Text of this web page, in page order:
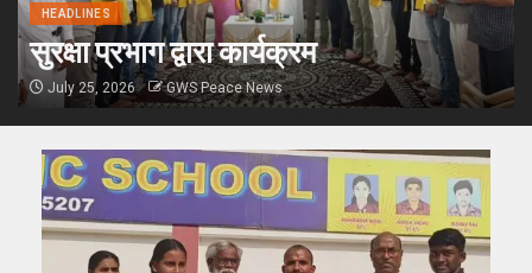
HEADLINES
सुरक्षा प्रभाग द्वारा कार्यक्रम
July 25, 2026 GWS Peace News